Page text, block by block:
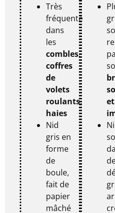
Très
fréquente
dans
les
combles,
coffres
de
volets
roulants,
haies
Nid
gris en
forme
de
boule,
fait de
papier
mâché
et